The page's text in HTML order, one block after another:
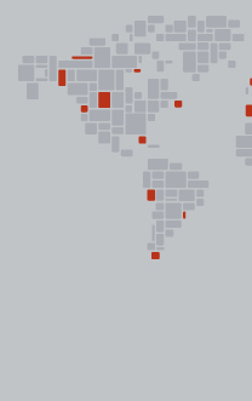
Über uns
Einloggen
Kostenlos testen
Vertrieb kontaktieren